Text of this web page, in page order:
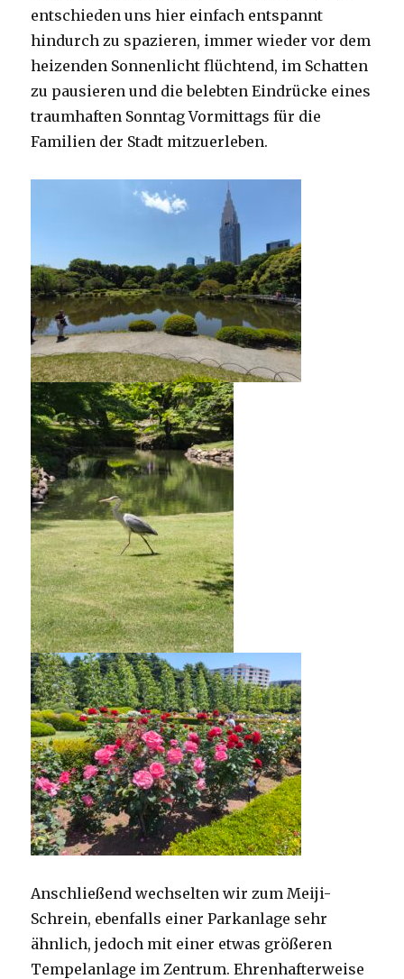
entschieden uns hier einfach entspannt
hindurch zu spazieren, immer wieder vor dem
heizenden Sonnenlicht flüchtend, im Schatten
zu pausieren und die belebten Eindrücke eines
traumhaften Sonntag Vormittags für die
Familien der Stadt mitzuerleben.
Anschließend wechselten wir zum Meiji-
Schrein, ebenfalls einer Parkanlage sehr
ähnlich, jedoch mit einer etwas größeren
Tempelanlage im Zentrum. Ehrenhafterweise